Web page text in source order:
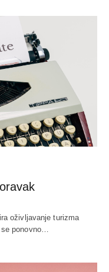
oživljavanje turizma
ponovno…